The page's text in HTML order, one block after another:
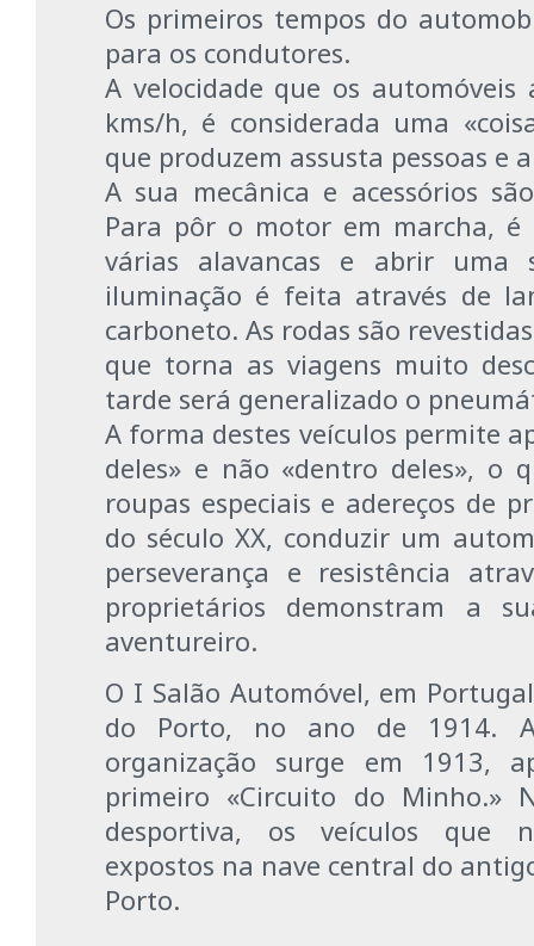
Os primeiros tempos do
para os condutores.
A velocidade que os automóveis
kms/h, é considerada uma
que produzem assusta pessoas e
A sua mecânica e acessórios
Para pôr o motor em marcha, é
várias alavancas e abrir uma
iluminação é feita através de
carboneto. As rodas são
que torna as viagens muito
tarde será generalizado o
A forma destes veículos permite
deles» e não «dentro deles», o
roupas especiais e adereços de
do século XX, conduzir um
perseverança e resistência
proprietários demonstram a
aventureiro.
O I Salão Automóvel, em
do Porto, no ano de 1914.
organização surge em 1913,
primeiro «Circuito do Minho.»
desportiva, os veículos que
expostos na nave central do
Porto.